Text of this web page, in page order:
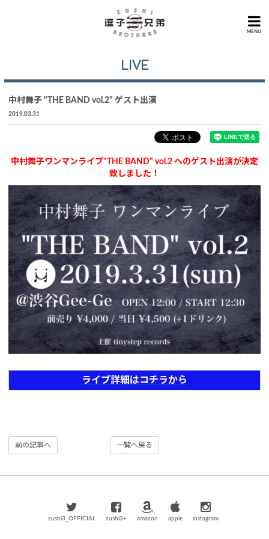
MENU
LIVE
中村舞子 "THE BAND vol.2" ゲスト出演
2019.03.31
中村舞子ワンマンライブ"THE BAND" vol.2 へのゲスト出演が決定
致しました！
ライブ詳細はコチラから
一覧へ戻る
前の記事へ
zushi3_OFFICIAL zushi3+ amazon apple instagram